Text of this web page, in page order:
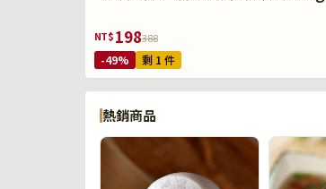
NT$198388
-49% 剩 1 件
熱銷商品